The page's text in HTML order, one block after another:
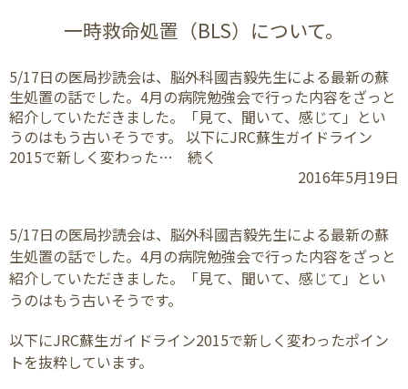
一時救命処置（BLS）について。
5/17日の医局抄読会は、脳外科國吉毅先生による最新の蘇
生処置の話でした。4月の病院勉強会で行った内容をざっと
紹介していただきました。「見て、聞いて、感じて」とい
うのはもう古いそうです。 以下にJRC蘇生ガイドライン
2015で新しく変わった… 続く
2016年5月19日
5/17日の医局抄読会は、脳外科國吉毅先生による最新の蘇
生処置の話でした。4月の病院勉強会で行った内容をざっと
紹介していただきました。「見て、聞いて、感じて」とい
うのはもう古いそうです。
以下にJRC蘇生ガイドライン2015で新しく変わったポイン
トを抜粋しています。